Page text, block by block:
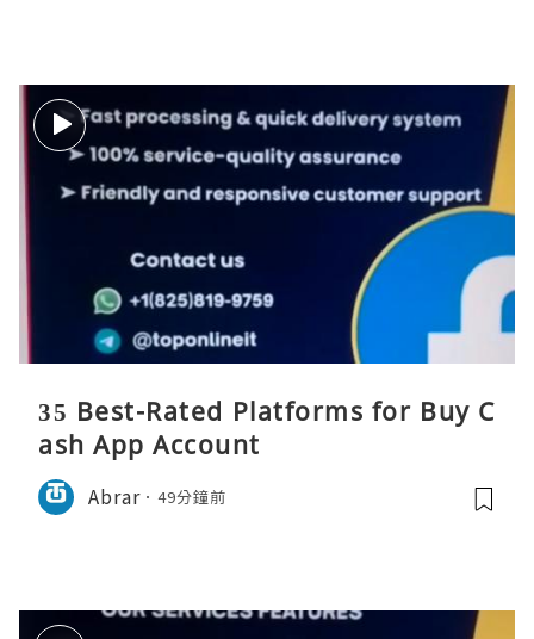
35 Best-Rated Platforms for Buy C
ash App Account
Abrar 49分鐘前